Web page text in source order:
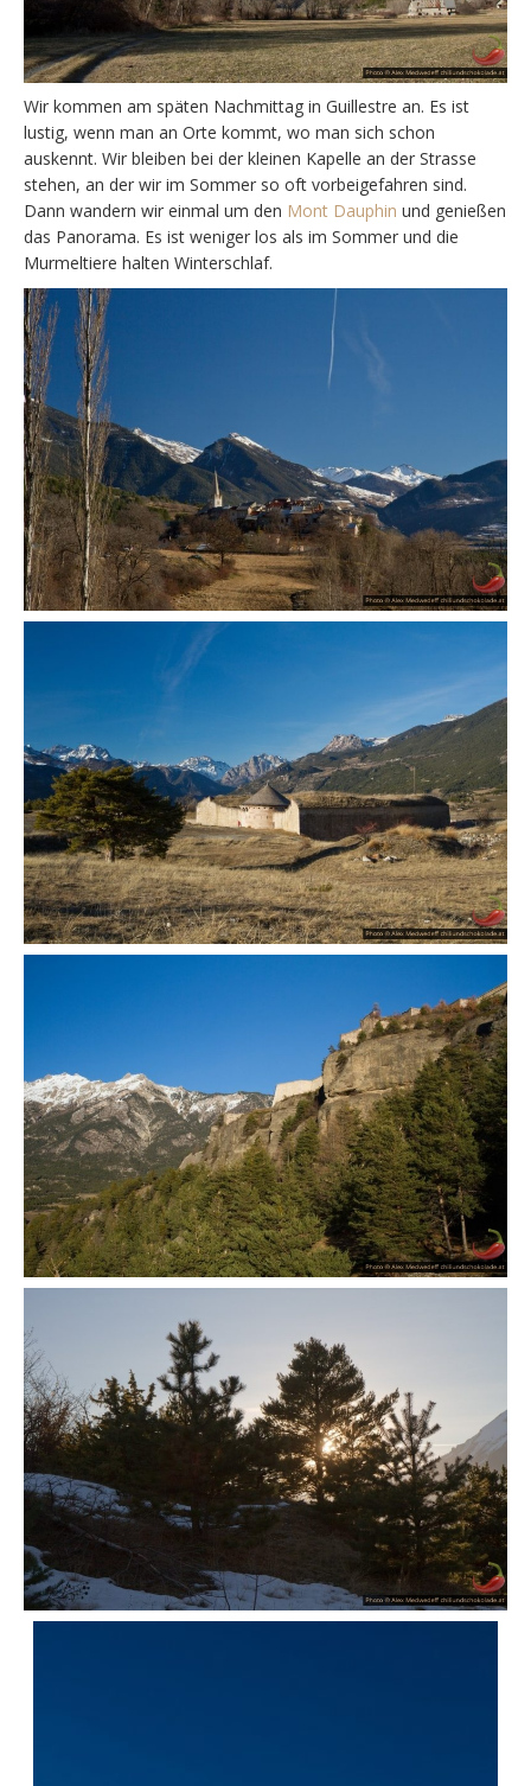
Wir kommen am späten Nachmittag in Guillestre an. Es ist
lustig, wenn man an Orte kommt, wo man sich schon
auskennt. Wir bleiben bei der kleinen Kapelle an der Strasse
stehen, an der wir im Sommer so oft vorbeigefahren sind.
Dann wandern wir einmal um den Mont Dauphin und genießen
das Panorama. Es ist weniger los als im Sommer und die
Murmeltiere halten Winterschlaf.